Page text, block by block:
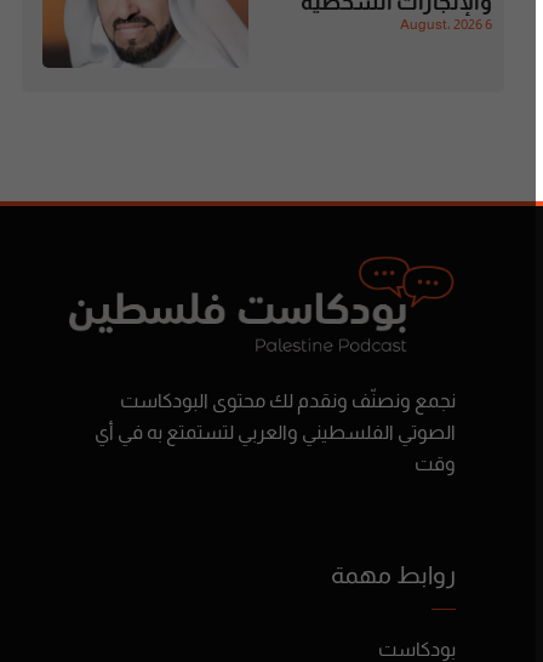
6 August، 2026
نجمع ونصنّف ونقدم لك محتوى البودكاست
الصوتي الفلسطيني والعربي لتستمتع به في أي
وقت
روابط مهمة
بودكاست